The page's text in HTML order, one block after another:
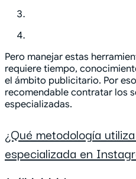
Pero manejar estas
requiere tiempo,
el ámbito publicitario. Por
recomendable contratar los
especializadas.
¿Qué metodología
especializada en